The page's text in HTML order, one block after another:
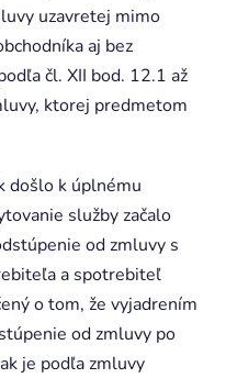
uzavretej mimo
aj bez
čl. XII bod. 12.1 až
ktorej predmetom
došlo k úplnému
služby začalo
od zmluvy s
a spotrebiteľ
o tom, že vyjadrením
od zmluvy po
je podľa zmluvy